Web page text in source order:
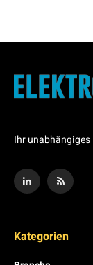
Ihr
Kategorien